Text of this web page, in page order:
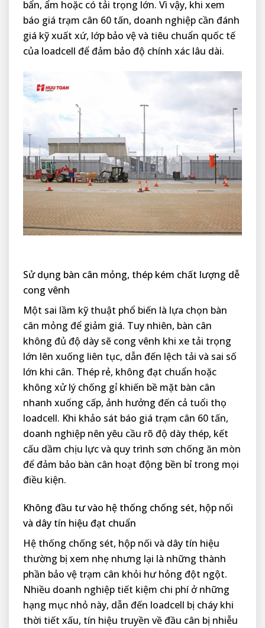
bẩn, ẩm hoặc có tải trọng lớn. Vì vậy, khi xem
báo giá trạm cân 60 tấn, doanh nghiệp cần đánh
giá kỹ xuất xứ, lớp bảo vệ và tiêu chuẩn quốc tế
của loadcell để đảm bảo độ chính xác lâu dài.
Sử dụng bàn cân mỏng, thép kém chất lượng dễ
cong vênh
Một sai lầm kỹ thuật phổ biến là lựa chọn bàn
cân mỏng để giảm giá. Tuy nhiên, bàn cân
không đủ độ dày sẽ cong vênh khi xe tải trọng
lớn lên xuống liên tục, dẫn đến lệch tải và sai số
lớn khi cân. Thép rẻ, không đạt chuẩn hoặc
không xử lý chống gỉ khiến bề mặt bàn cân
nhanh xuống cấp, ảnh hưởng đến cả tuổi thọ
loadcell. Khi khảo sát báo giá trạm cân 60 tấn,
doanh nghiệp nên yêu cầu rõ độ dày thép, kết
cấu dầm chịu lực và quy trình sơn chống ăn mòn
để đảm bảo bàn cân hoạt động bền bỉ trong mọi
điều kiện.
Không đầu tư vào hệ thống chống sét, hộp nối
và dây tín hiệu đạt chuẩn
Hệ thống chống sét, hộp nối và dây tín hiệu
thường bị xem nhẹ nhưng lại là những thành
phần bảo vệ trạm cân khỏi hư hỏng đột ngột.
Nhiều doanh nghiệp tiết kiệm chi phí ở những
hạng mục nhỏ này, dẫn đến loadcell bị cháy khi
thời tiết xấu, tín hiệu truyền về đầu cân bị nhiễu